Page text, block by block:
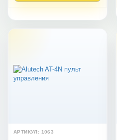
АРТИКУЛ: 1063